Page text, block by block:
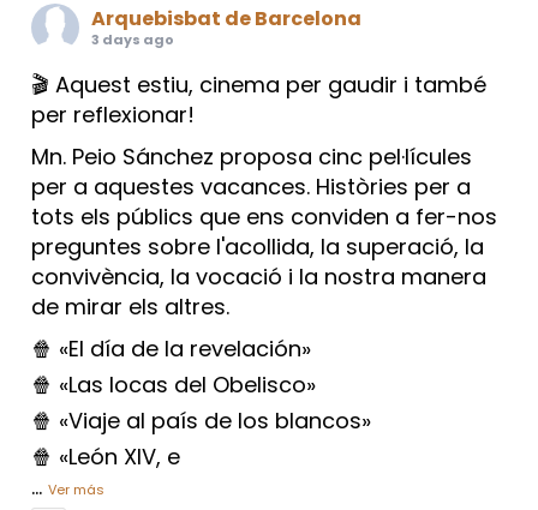
Arquebisbat de Barcelona
3 days ago
🎬 Aquest estiu, cinema per gaudir i també
per reflexionar!
Mn. Peio Sánchez proposa cinc pel·lícules
per a aquestes vacances. Històries per a
tots els públics que ens conviden a fer-nos
preguntes sobre l'acollida, la superació, la
convivència, la vocació i la nostra manera
de mirar els altres.
🍿 «El día de la revelación»
🍿 «Las locas del Obelisco»
🍿 «Viaje al país de los blancos»
🍿 «León XIV, e
... Ver más